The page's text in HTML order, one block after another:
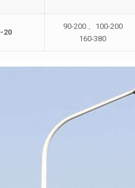
20
90-200 、100-200
160-380